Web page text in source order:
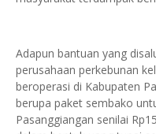
Adapun bantuan yang
perusahaan perkebunan
beroperasi di Kabupaten
berupa paket sembako
Pasanggiangan senilai